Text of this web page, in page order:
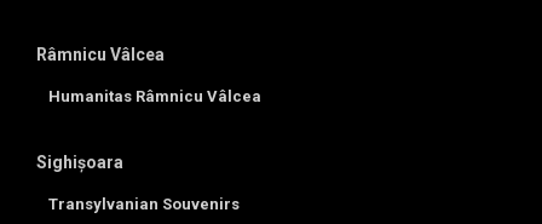
Râmnicu Vâlcea
Humanitas Râmnicu Vâlcea
Sighișoara
Transylvanian Souvenirs